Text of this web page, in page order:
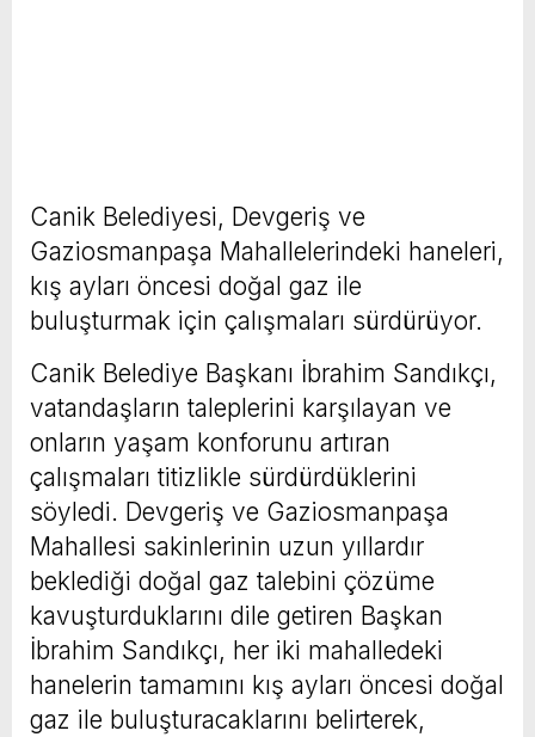
Canik Belediyesi, Devgeriş ve
Gaziosmanpaşa Mahallelerindeki haneleri,
kış ayları öncesi doğal gaz ile
buluşturmak için çalışmaları sürdürüyor.
Canik Belediye Başkanı İbrahim Sandıkçı,
vatandaşların taleplerini karşılayan ve
onların yaşam konforunu artıran
çalışmaları titizlikle sürdürdüklerini
söyledi. Devgeriş ve Gaziosmanpaşa
Mahallesi sakinlerinin uzun yıllardır
beklediği doğal gaz talebini çözüme
kavuşturduklarını dile getiren Başkan
İbrahim Sandıkçı, her iki mahalledeki
hanelerin tamamını kış ayları öncesi doğal
gaz ile buluşturacaklarını belirterek,